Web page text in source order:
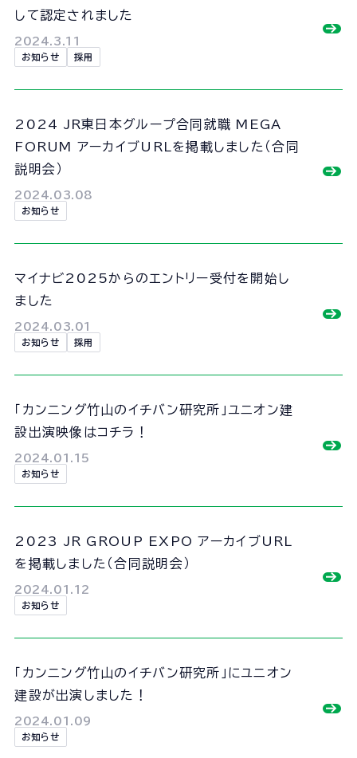
して認定されました
2024.3.11
お知らせ 採用
2024 JR東日本グループ合同就職 MEGA
FORUM アーカイブURLを掲載しました（合同
説明会）
2024.03.08
お知らせ
マイナビ2025からのエントリー受付を開始し
ました
2024.03.01
お知らせ 採用
「カンニング竹山のイチバン研究所」ユニオン建
設出演映像はコチラ！
2024.01.15
お知らせ
2023 JR GROUP EXPO アーカイブURL
を掲載しました（合同説明会）
2024.01.12
お知らせ
「カンニング竹山のイチバン研究所」にユニオン
建設が出演しました！
2024.01.09
お知らせ